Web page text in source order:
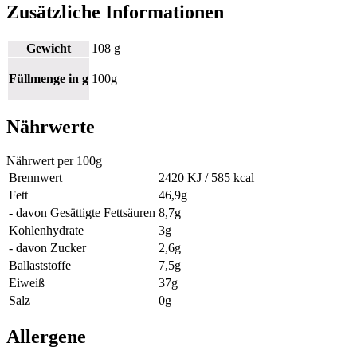
Zusätzliche Informationen
Gewicht 108 g
Füllmenge in g 100g
Nährwerte
Nährwert per 100g
Brennwert
2420 KJ / 585 kcal
Fett
46,9g
- davon Gesättigte Fettsäuren 8,7g
Kohlenhydrate
3g
- davon Zucker
2,6g
Ballaststoffe
7,5g
Eiweiß
37g
Salz
0g
Allergene